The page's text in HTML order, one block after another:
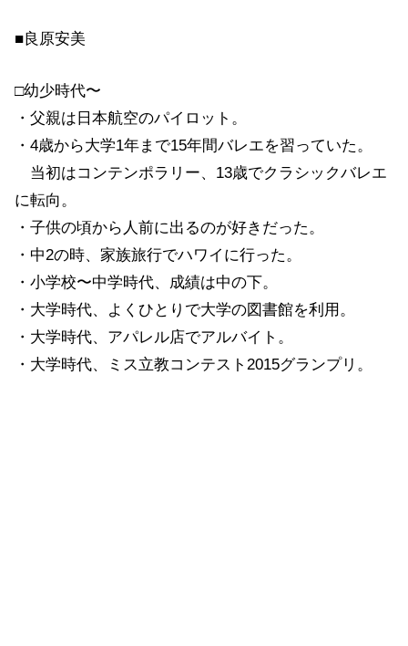
■良原安美
□幼少時代〜
・父親は日本航空のパイロット。
・4歳から大学1年まで15年間バレエを習っていた。
当初はコンテンポラリー、13歳でクラシックバレエ
に転向。
・子供の頃から人前に出るのが好きだった。
・中2の時、家族旅行でハワイに行った。
・小学校〜中学時代、成績は中の下。
・大学時代、よくひとりで大学の図書館を利用。
・大学時代、アパレル店でアルバイト。
・大学時代、ミス立教コンテスト2015グランプリ。